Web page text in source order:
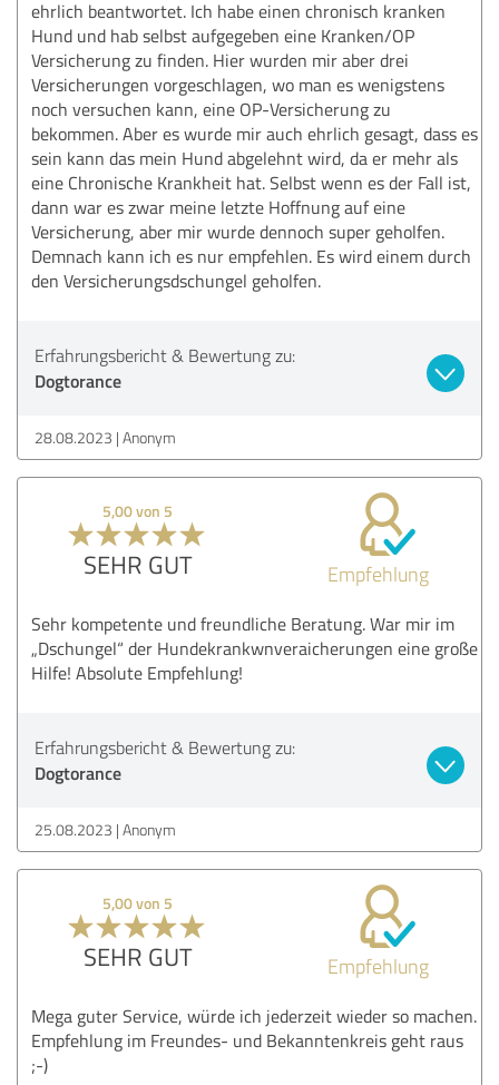
ehrlich beantwortet. Ich habe einen chronisch kranken
Hund und hab selbst aufgegeben eine Kranken/OP
Versicherung zu finden. Hier wurden mir aber drei
Versicherungen vorgeschlagen, wo man es wenigstens
noch versuchen kann, eine OP-Versicherung zu
bekommen. Aber es wurde mir auch ehrlich gesagt, dass es
sein kann das mein Hund abgelehnt wird, da er mehr als
eine Chronische Krankheit hat. Selbst wenn es der Fall ist,
dann war es zwar meine letzte Hoffnung auf eine
Versicherung, aber mir wurde dennoch super geholfen.
Demnach kann ich es nur empfehlen. Es wird einem durch
den Versicherungsdschungel geholfen.
Erfahrungsbericht & Bewertung zu:
Dogtorance
28.08.2023 Anonym
5,00 von 5
SEHR GUT Empfehlung
Sehr kompetente und freundliche Beratung. War mir im
„Dschungel“ der Hundekrankwnveraicherungen eine große
Hilfe! Absolute Empfehlung!
Erfahrungsbericht & Bewertung zu:
Dogtorance
25.08.2023 Anonym
5,00 von 5
SEHR GUT Empfehlung
Mega guter Service, würde ich jederzeit wieder so machen.
Empfehlung im Freundes- und Bekanntenkreis geht raus
;-)